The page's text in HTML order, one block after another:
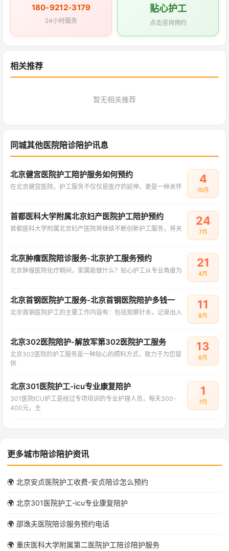
180-9212-3179
24小时服务
贴心护工
点击咨询预约
相关推荐
暂无相关推荐
同城其他医院陪诊陪护讯息
北京健宫医院护工陪护服务如何预约
在北京健宫医院，护工服务不仅仅是医疗的延伸，更是一种关怀
4
10月
首都医科大学附属北京妇产医院护工陪护预约
首都医科大学附属北京妇产医院将继续不断创新护工服务，将关
24
7月
北京肿瘤医院陪诊服务-北京护工服务预约
北京肿瘤医院化疗期间，家属能做什么？贴心护工从专业角度为
21
4月
北京首钢医院护工服务-北京首钢医院陪护多钱一
北京首钢医院护工的主要工作内容有：包括观察针水，记录出入
11
8月
北京302医院陪护-解放军第302医院护工服务
北京302医院的护工服务是一种贴心的照料方式，致力于为您提
供
13
6月
北京301医院护工-icu专业康复陪护
301医院ICU护工是经过专项培训的专业护理人员，每天300-
400元，主
1
7月
更多城市陪诊陪护资讯
🌍 北京安贞医院护工收费-安贞陪诊怎么预约
🌍 北京301医院护工-icu专业康复陪护
🌍 邵逸夫医院陪诊服务预约电话
🌍 重庆医科大学附属第二医院护工陪诊陪护服务